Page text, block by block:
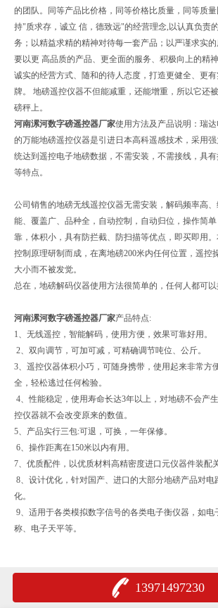
的团队。同等产品比价格，同等价格比质量，同等质
持"质求存，诚立 信，德致远"的经营理念,以认真负责
务；以精益求精的精神对待每一套产品；以严谨求实的
要以更 高品质的产品、更全面的服务、积极向上的精
诚实的经营方式、随和的待人态度，打造更健全、更
牌。 地磅遥控仪器不但能减重，还能增重，所以它还
磅秤上。
河南漯河数字磅遥控器厂家使用方法及产品说明：瑞
的万能地磅遥控仪器是引进日本高科遥感技术，采用
统达到遥控电子地磅数据，不需安装，不需接线，具
等特点。
公司销售的地磅无线遥控仪器无需安装，解码频率高
能、覆盖广、品种全，自动控制，自动归位，操作简
靠，体积小，具有防拦截、防扫描等优点，即买即用
控制原理研制而成，在离地磅200米内任何位置，遥控
大小而不被发觉。
总在，地磅解码仪器使用方法很简单的，任何人都可以
河南漯河数字磅遥控器厂家产品特点:
1、无线遥控，智能解码，使用方便，效果可靠好用。
2、双向调节，可加可减，可精确调节吨位、公斤。
3、遥控仪器体积小巧，可随身携带，使用起来非常方
全，轻松逃过任何检验。
4、性能稳定，使用寿命长达3年以上，对地磅不会产
控仪器就不会改变原来的数值。
5、产品实行三包:可退，可换，一年保修。
6、操作距离在150米以内有用。
7、优质配件，以优质材料高精密度进口元仪器件装配
8、设计优化，针对国产、进口的大部分地磅产品对电
化。
9、适用于各类模拟数字信号的各类电子衡仪器，如电
称、电子天平等。
13971497230